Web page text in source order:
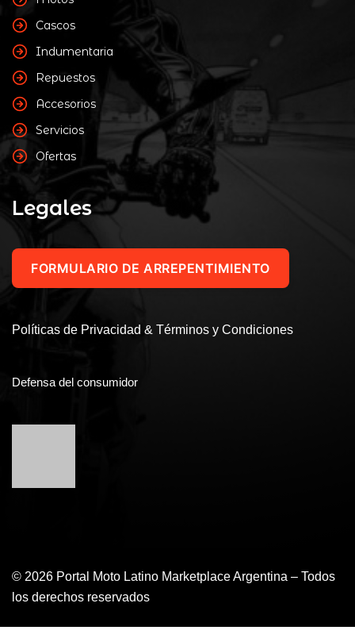
Cascos
Indumentaria
Repuestos
Accesorios
Servicios
Ofertas
Legales
FORMULARIO DE ARREPENTIMIENTO
Políticas de Privacidad & Términos y Condiciones
Defensa del consumidor
© 2026 Portal Moto Latino Marketplace Argentina – Todos